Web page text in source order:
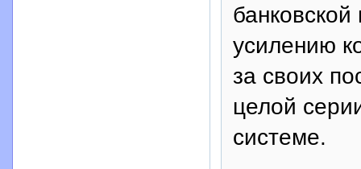
усилению
за своих
целой
системе.